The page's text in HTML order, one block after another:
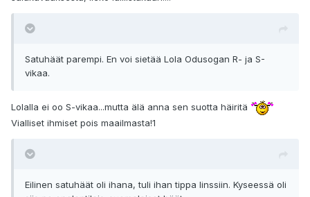
Satuhäät parempi. En voi sietää Lola Odusogan R- ja S-
vikaa.
Lolalla ei oo S-vikaa...mutta älä anna sen suotta häiritä
Vialliset ihmiset pois maailmasta!1
Eilinen satuhäät oli ihana, tuli ihan tippa linssiin. Kyseessä oli